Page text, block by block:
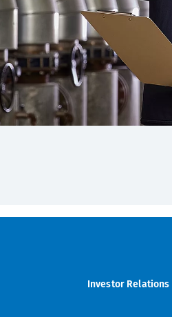
Investor Relations